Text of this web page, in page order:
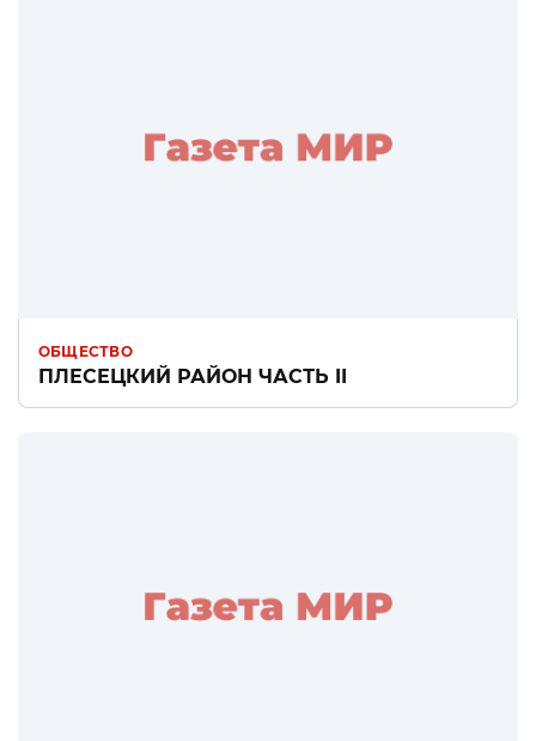
ОБЩЕСТВО
ПЛЕСЕЦКИЙ РАЙОН ЧАСТЬ II